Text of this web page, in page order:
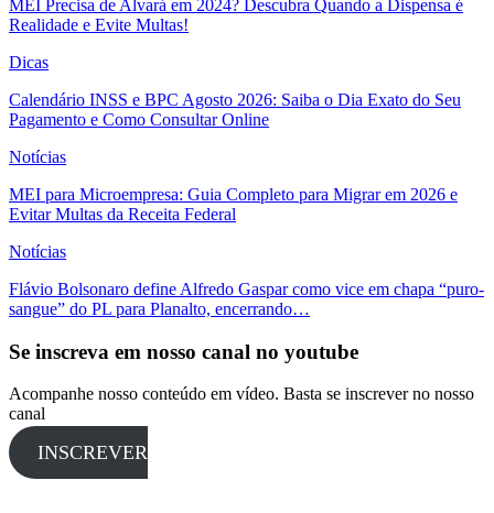
MEI Precisa de Alvará em 2024? Descubra Quando a Dispensa é
Realidade e Evite Multas!
Dicas
Calendário INSS e BPC Agosto 2026: Saiba o Dia Exato do Seu
Pagamento e Como Consultar Online
Notícias
MEI para Microempresa: Guia Completo para Migrar em 2026 e
Evitar Multas da Receita Federal
Notícias
Flávio Bolsonaro define Alfredo Gaspar como vice em chapa “puro-
sangue” do PL para Planalto, encerrando…
Se inscreva em nosso canal no youtube
Acompanhe nosso conteúdo em vídeo. Basta se inscrever no nosso
canal
INSCREVER